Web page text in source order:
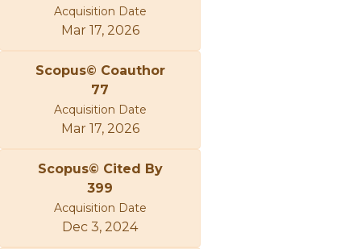
Acquisition Date
Mar 17, 2026
Scopus© Coauthor
77
Acquisition Date
Mar 17, 2026
Scopus© Cited By
399
Acquisition Date
Dec 3, 2024